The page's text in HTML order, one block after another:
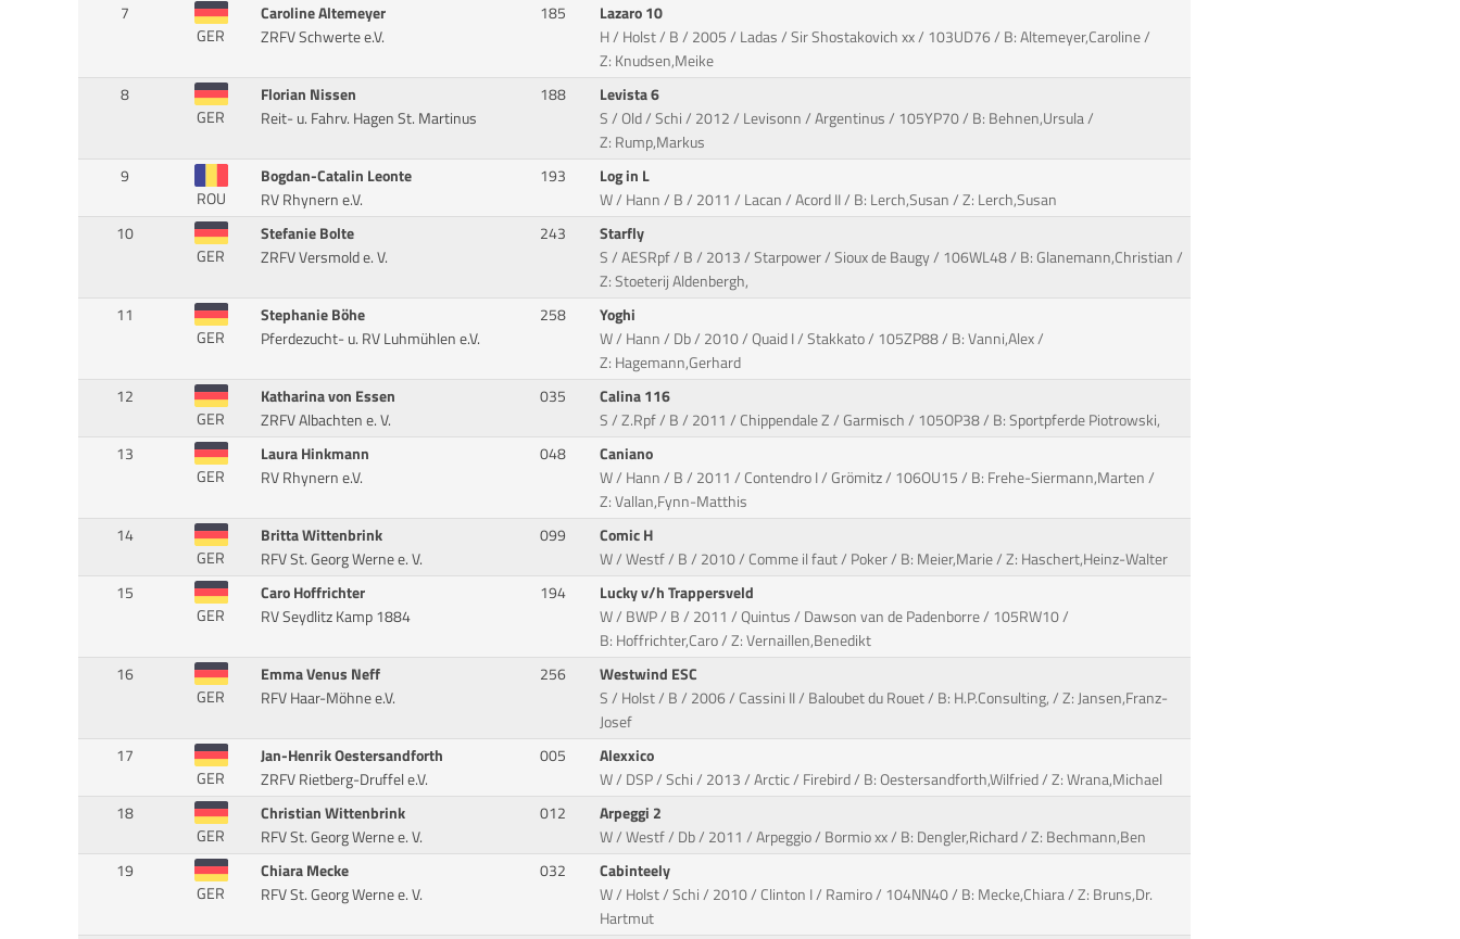
7
GER
Caroline Altemeyer
ZRFV Schwerte e.V.
185
Lazaro 10
H / Holst / B / 2005 / Ladas / Sir Shostakovich xx / 103UD76 / B: Altemeyer,Caroline /
Z: Knudsen,Meike
8
GER
Florian Nissen
Reit- u. Fahrv. Hagen St. Martinus
188
Levista 6
S / Old / Schi / 2012 / Levisonn / Argentinus / 105YP70 / B: Behnen,Ursula /
Z: Rump,Markus
9
ROU
Bogdan-Catalin Leonte
RV Rhynern e.V.
193
Log in L
W / Hann / B / 2011 / Lacan / Acord II / B: Lerch,Susan / Z: Lerch,Susan
10
GER
Stefanie Bolte
ZRFV Versmold e. V.
243
Starfly
S / AESRpf / B / 2013 / Starpower / Sioux de Baugy / 106WL48 / B: Glanemann,Christian /
Z: Stoeterij Aldenbergh,
11
GER
Stephanie Böhe
Pferdezucht- u. RV Luhmühlen e.V.
258
Yoghi
W / Hann / Db / 2010 / Quaid I / Stakkato / 105ZP88 / B: Vanni,Alex /
Z: Hagemann,Gerhard
12
GER
Katharina von Essen
ZRFV Albachten e. V.
035
Calina 116
S / Z.Rpf / B / 2011 / Chippendale Z / Garmisch / 105OP38 / B: Sportpferde Piotrowski,
13
GER
Laura Hinkmann
RV Rhynern e.V.
048
Caniano
W / Hann / B / 2011 / Contendro I / Grömitz / 106OU15 / B: Frehe-Siermann,Marten /
Z: Vallan,Fynn-Matthis
14
GER
Britta Wittenbrink
RFV St. Georg Werne e. V.
099
Comic H
W / Westf / B / 2010 / Comme il faut / Poker / B: Meier,Marie / Z: Haschert,Heinz-Walter
15
GER
Caro Hoffrichter
RV Seydlitz Kamp 1884
194
Lucky v/h Trappersveld
W / BWP / B / 2011 / Quintus / Dawson van de Padenborre / 105RW10 /
B: Hoffrichter,Caro / Z: Vernaillen,Benedikt
16
GER
Emma Venus Neff
RFV Haar-Möhne e.V.
256
Westwind ESC
S / Holst / B / 2006 / Cassini II / Baloubet du Rouet / B: H.P.Consulting, / Z: Jansen,Franz-
Josef
17
GER
Jan-Henrik Oestersandforth
ZRFV Rietberg-Druffel e.V.
005
Alexxico
W / DSP / Schi / 2013 / Arctic / Firebird / B: Oestersandforth,Wilfried / Z: Wrana,Michael
18
GER
Christian Wittenbrink
RFV St. Georg Werne e. V.
012
Arpeggi 2
W / Westf / Db / 2011 / Arpeggio / Bormio xx / B: Dengler,Richard / Z: Bechmann,Ben
19
GER
Chiara Mecke
RFV St. Georg Werne e. V.
032
Cabinteely
W / Holst / Schi / 2010 / Clinton I / Ramiro / 104NN40 / B: Mecke,Chiara / Z: Bruns,Dr.
Hartmut